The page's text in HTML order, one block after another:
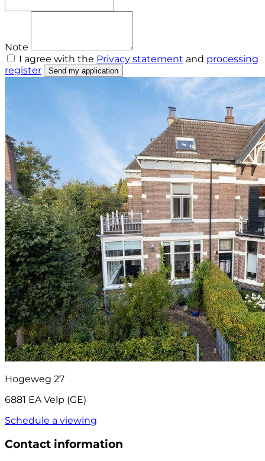
Note
I agree with the Privacy statement and processing
register
Send my application
Hogeweg 27
6881 EA Velp (GE)
Schedule a viewing
Contact information